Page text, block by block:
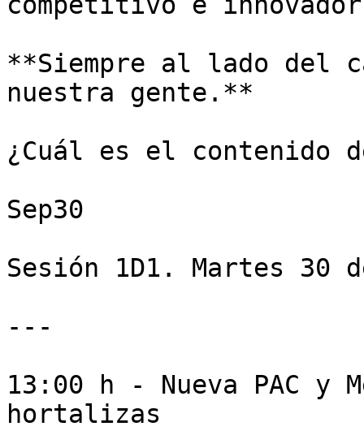
**Siempre al lado del
nuestra gente.**
¿Cuál es el contenido
Sep30
Sesión 1D1. Martes 30
---
13:00 h - Nueva PAC y
hortalizas